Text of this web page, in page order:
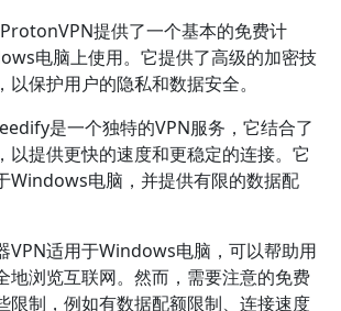
提供了一个基本的免费计
电脑上使用。它提供了高级的加密技
保护用户的隐私和数据安全。
是一个独特的VPN服务，它结合了
以提供更快的速度和更稳定的连接。它
Windows电脑，并提供有限的数据配
VPN适用于Windows电脑，可以帮助用
地浏览互联网。然而，需要注意的免费
限制，例如有数据配额限制、连接速度